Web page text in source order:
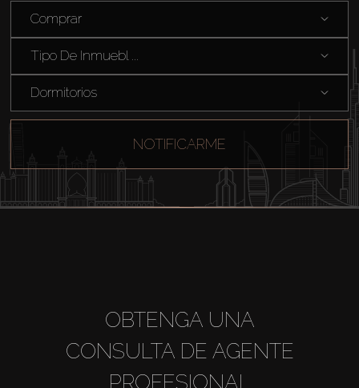
Alquilar
Comprar
Tipo De Inmuebl ...
Dormitorios
NOTIFICARME
OBTENGA UNA
CONSULTA DE AGENTE
PROFESIONAL